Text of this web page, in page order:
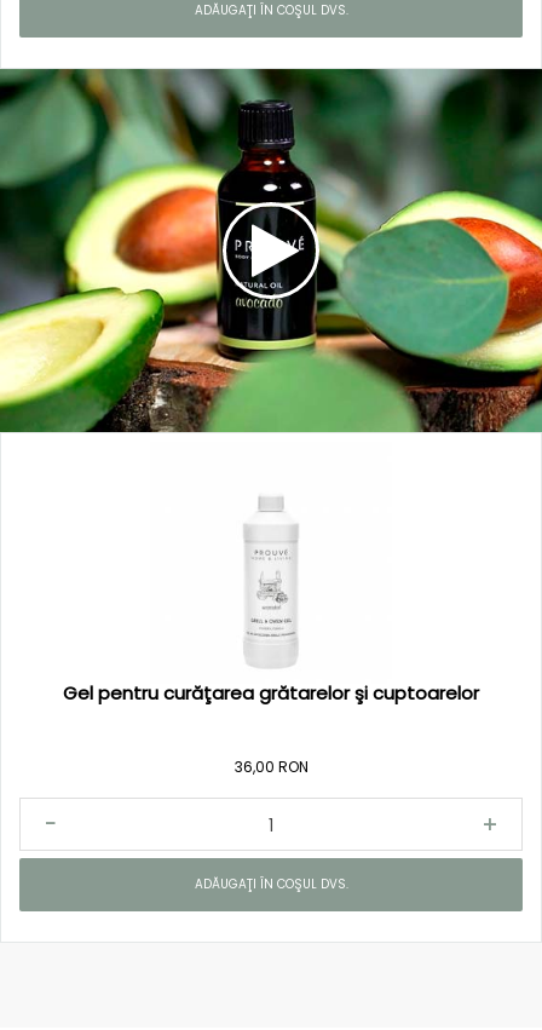
ADĂUGAŢI ÎN COŞUL DVS.
Gel pentru curăţarea grătarelor şi cuptoarelor
36,00 RON
ADĂUGAŢI ÎN COŞUL DVS.